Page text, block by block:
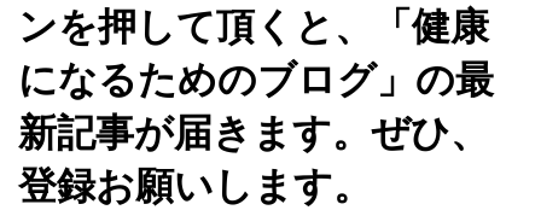
ンを押して頂くと、「健康
になるためのブログ」の最
新記事が届きます。ぜひ、
登録お願いします。